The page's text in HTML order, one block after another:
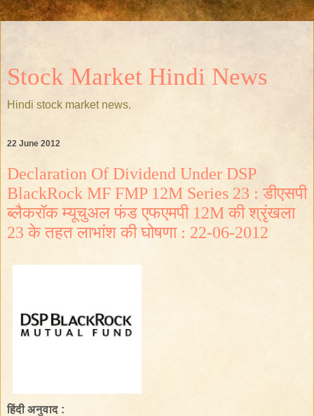
Stock Market Hindi News
Hindi stock market news.
22 June 2012
Declaration Of Dividend Under DSP
BlackRock MF FMP 12M Series 23 : डीएसपी
ब्लैकरॉक म्यूचुअल फंड एफएमपी 12M की श्रृंखला
23 के तहत लाभांश की घोषणा : 22-06-2012
हिंदी अनुवाद :